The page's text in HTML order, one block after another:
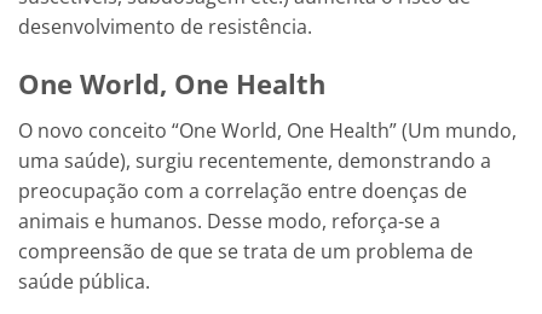
desenvolvimento de resistência.
One World, One Health
O novo conceito “One World, One Health” (Um mundo,
uma saúde), surgiu recentemente, demonstrando a
preocupação com a correlação entre doenças de
animais e humanos. Desse modo, reforça-se a
compreensão de que se trata de um problema de
saúde pública.